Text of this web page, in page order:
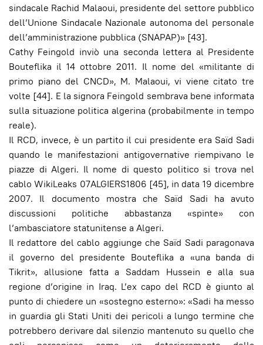
sindacale Rachid Malaoui, presidente del settore pubblico
dell’Unione Sindacale Nazionale autonoma del personale
dell’amministrazione pubblica (SNAPAP)» [43].
Cathy Feingold inviò una seconda lettera al Presidente
Bouteflika il 14 ottobre 2011. Il nome del «militante di
primo piano del CNCD», M. Malaoui, vi viene citato tre
volte [44]. E la signora Feingold sembrava bene informata
sulla situazione politica algerina (probabilmente in tempo
reale).
Il RCD, invece, è un partito il cui presidente era Saïd Sadi
quando le manifestazioni antigovernative riempivano le
piazze di Algeri. Il nome di questo politico si trova nel
cablo WikiLeaks 07ALGIERS1806 [45], in data 19 dicembre
2007. Il documento mostra che Saïd Sadi ha avuto
discussioni politiche abbastanza «spinte» con
l’ambasciatore statunitense a Algeri.
Il redattore del cablo aggiunge che Saïd Sadi paragonava
il governo del presidente Bouteflika a «una banda di
Tikrit», allusione fatta a Saddam Hussein e alla sua
regione d’origine in Iraq. L’ex capo del RCD è giunto al
punto di chiedere un «sostegno esterno»: «Sadi ha messo
in guardia gli Stati Uniti dei pericoli a lungo termine che
potrebbero derivare dal silenzio mantenuto su quello che